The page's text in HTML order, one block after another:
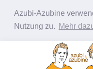
Azubi-Azubine
Nutzung zu. Mehr